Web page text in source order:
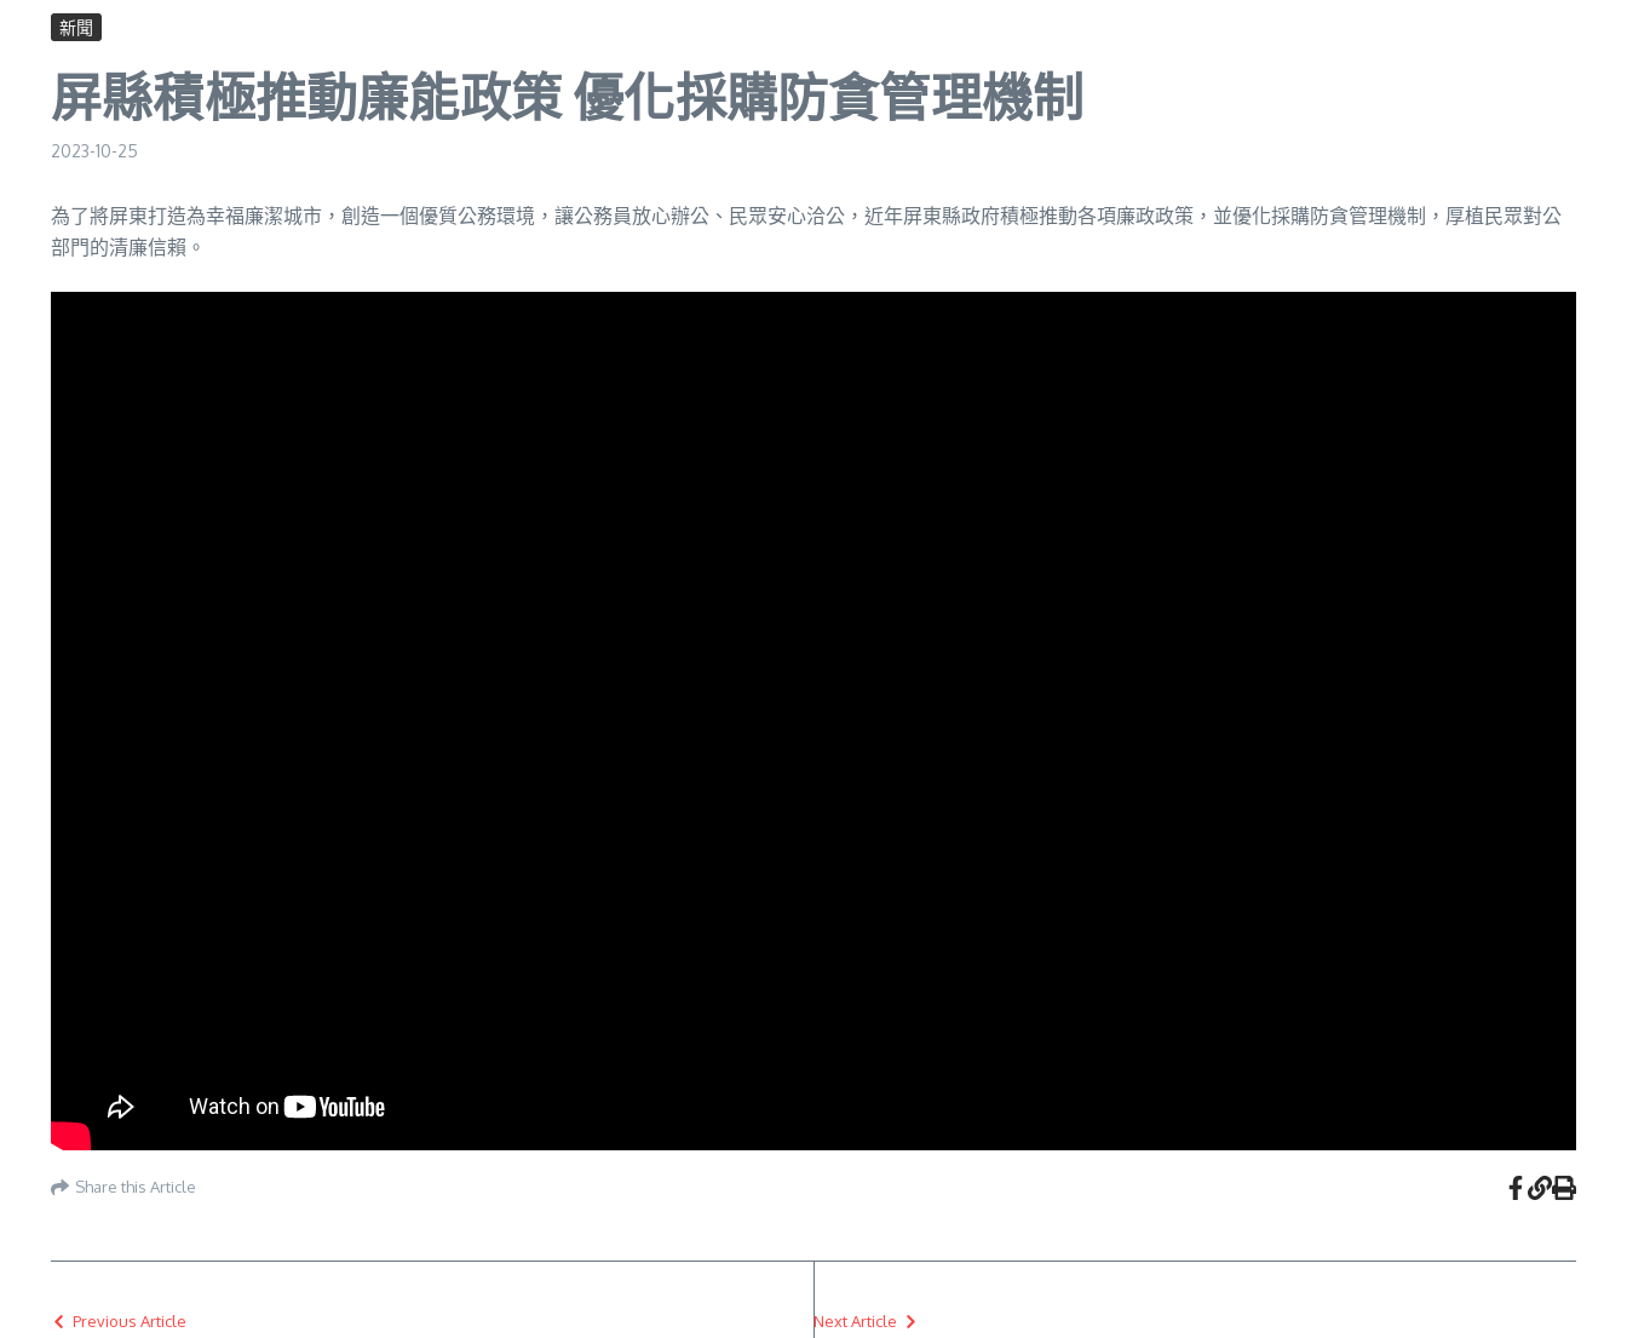
新聞
屏縣積極推動廉能政策 優化採購防貪管理機制
2023-10-25
為了將屏東打造為幸福廉潔城市，創造一個優質公務環境，讓公務員放心辦公、民眾安心洽公，近年屏東縣政府積極推動各項廉政政策，並優化採購防貪管理機制，厚植民眾對公
部門的清廉信賴。
Share this Article
Previous Article Next Article